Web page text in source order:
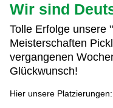
Wir sind
Tolle Erfolge unsere
Meisterschaften
vergangenen
Glückwunsch!
Hier unsere Platzierungen: